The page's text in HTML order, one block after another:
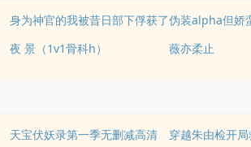
身为神官的我被昔日部下俘获了
夜 景（1v1骨科h） 薇亦柔止
天宝伏妖录第一季无删减高清